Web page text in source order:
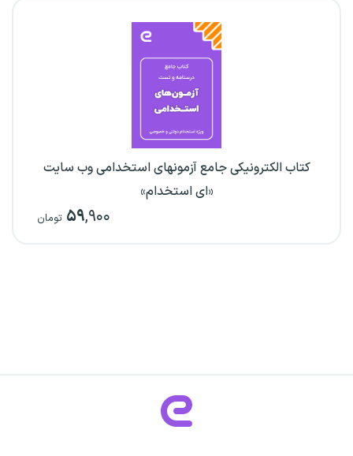
کتاب الکترونیکی جامع آزمونهای استخدامی وب سایت
«ای استخدام»
۵۹,۹۰۰ تومان